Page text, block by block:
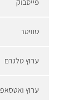
פייסבוק
טוויטר
ערוץ טלגרם
ערוץ ואטסאפ